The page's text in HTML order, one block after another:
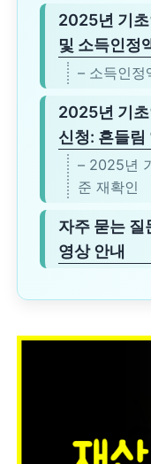
2025년 기초
및 소득인정
– 소득인정
2025년 기초
신청: 흔들림
– 2025년
준 재확인
자주 묻는 질
영상 안내